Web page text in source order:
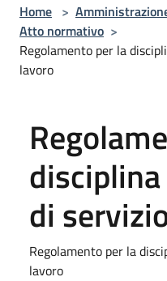
Home >
Atto normativo >
Regolamento per la
lavoro
di
Regolamento per la
lavoro